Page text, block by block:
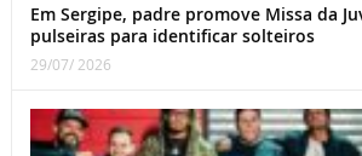
Em Sergipe, padre promove Missa da
pulseiras para identificar solteiros
29/07/ 2026